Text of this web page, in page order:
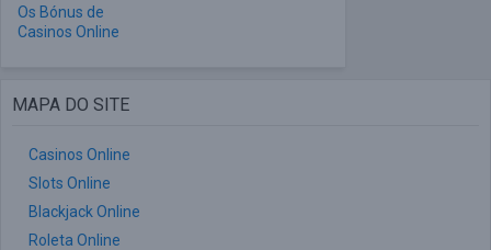
Os Bónus de
Casinos Online
MAPA DO SITE
Casinos Online
Slots Online
Blackjack Online
Roleta Online